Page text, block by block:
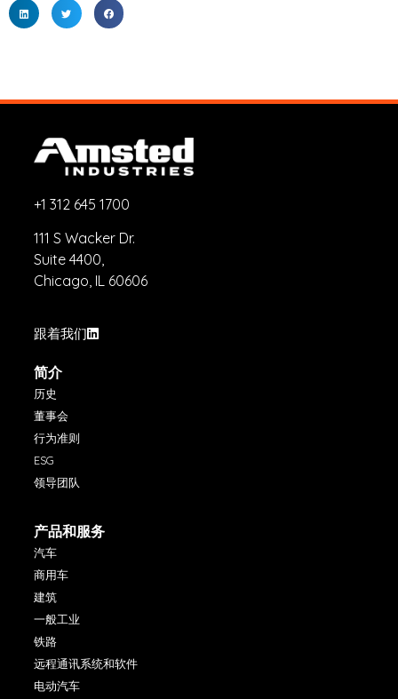
+1 312 645 1700
111 S Wacker Dr.
Suite 4400,
Chicago, IL 60606
跟着我们
简介
历史
董事会
行为准则
ESG
领导团队
产品和服务
汽车
商用车
建筑
一般工业
铁路
远程通讯系统和软件
电动汽车